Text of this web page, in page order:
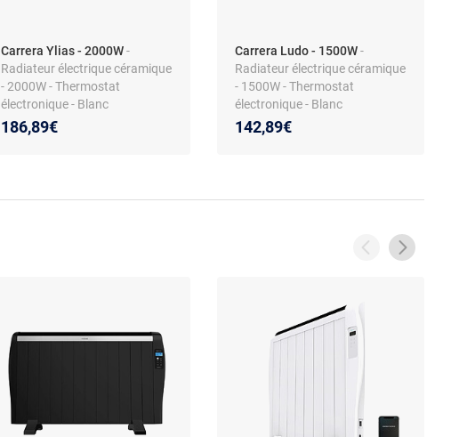
Carrera Ylias - 2000W-
Radiateur électrique céramique
- 2000W - Thermostat
électronique - Blanc
186,89€
Carrera Ludo - 1500W-
Radiateur électrique céramique
- 1500W - Thermostat
électronique - Blanc
142,89€